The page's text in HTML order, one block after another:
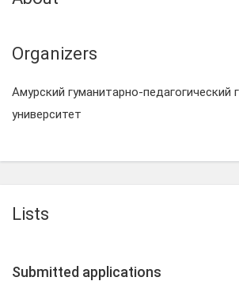
Organizers
Амурский гуманитарно-педагогический
университет
Lists
Submitted applications